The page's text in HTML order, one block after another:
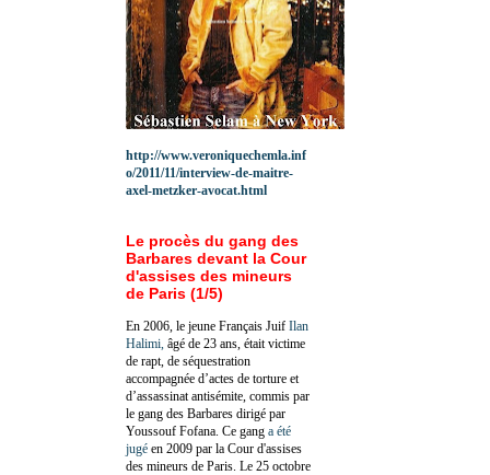
http://www.veroniquechemla.inf
o/2011/11/interview-de-maitre-
axel-metzker-avocat.html
Le procès du gang des
Barbares devant la Cour
d'assises des mineurs
de Paris (1/5)
En 2006, le jeune Français Juif Ilan
Halimi, âgé de 23 ans, était victime
de rapt, de séquestration
accompagnée d’actes de torture et
d’assassinat antisémite, commis par
le gang des Barbares dirigé par
Youssouf Fofana. Ce gang a été
jugé en 2009 par la Cour d'assises
des mineurs de Paris. Le 25 octobre